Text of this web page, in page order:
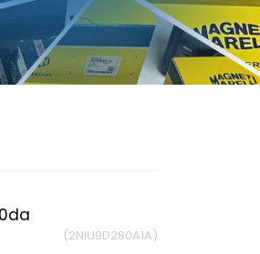
(2NIU9D280A1A)